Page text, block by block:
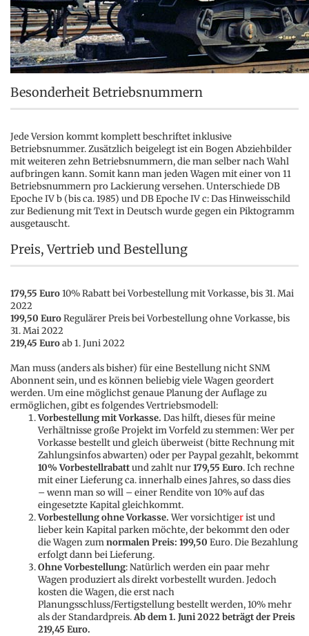
Besonderheit Betriebsnummern
Jede Version kommt komplett beschriftet inklusive
Betriebsnummer. Zusätzlich beigelegt ist ein Bogen Abziehbilder
mit weiteren zehn Betriebsnummern, die man selber nach Wahl
aufbringen kann. Somit kann man jeden Wagen mit einer von 11
Betriebsnummern pro Lackierung versehen. Unterschiede DB
Epoche IV b (bis ca. 1985) und DB Epoche IV c: Das Hinweisschild
zur Bedienung mit Text in Deutsch wurde gegen ein Piktogramm
ausgetauscht.
Preis, Vertrieb und Bestellung
179,55 Euro10% Rabatt bei Vorbestellung mit Vorkasse, bis 31. Mai
2022
199,50 EuroRegulärer Preis bei Vorbestellung ohne Vorkasse, bis
31. Mai 2022
219,45 Euroab 1. Juni 2022
Man muss (anders als bisher) für eine Bestellung nicht SNM
Abonnent sein, und es können beliebig viele Wagen geordert
werden. Um eine möglichst genaue Planung der Auflage zu
ermöglichen, gibt es folgendes Vertriebsmodell:
Vorbestellung mit Vorkasse. Das hilft, dieses für meine
Verhältnisse große Projekt im Vorfeld zu stemmen: Wer per
Vorkasse bestellt und gleich überweist (bitte Rechnung mit
Zahlungsinfos abwarten) oder per Paypal gezahlt, bekommt
10% Vorbestellrabattund zahlt nur179,55 Euro. Ich rechne
mit einer Lieferung ca. innerhalb eines Jahres, so dass dies
– wenn man so will – einer Rendite von 10% auf das
eingesetzte Kapital gleichkommt.
Vorbestellung ohne Vorkasse.Wer vorsichtigerist und
lieber kein Kapital parken möchte, der bekommt den oder
die Wagen zumnormalen Preis: 199,50 Euro. Die Bezahlung
erfolgt dann bei Lieferung.
Ohne Vorbestellung: Natürlich werden ein paar mehr
Wagen produziert als direkt vorbestellt wurden. Jedoch
kosten die Wagen, die erst nach
Planungsschluss/Fertigstellung bestellt werden, 10% mehr
als der Standardpreis.Ab dem 1. Juni 2022 beträgt der Preis
219,45 Euro.